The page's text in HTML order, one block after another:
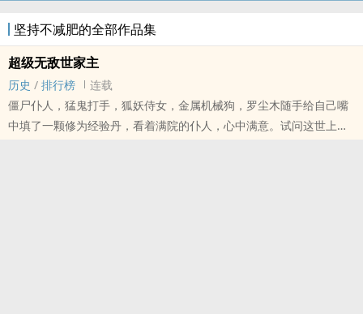
坚持不减肥的全部作品集
超级无敌世家主
历史 / 排行榜
连载
僵尸仆人，猛鬼打手，狐妖侍女，金属机械狗，罗尘木随手给自己嘴
中填了一颗修为经验丹，看着满院的仆人，心中满意。试问这世上，